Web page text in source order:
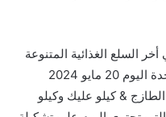
السلع الغذائية المتنوعة
والشهية في عروض العثيم بصفحة واحدة اليوم 20 مايو 2024
1445 مهرجان الطازج & كيلو عليك وكيلو